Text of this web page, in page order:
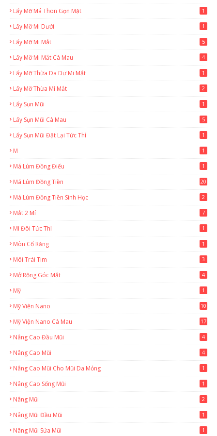
Lấy Mỡ Má Thon Gọn Mặt 1
Lấy Mỡ Mi Dưới 1
Lấy Mỡ Mi Mắt 5
Lấy Mỡ Mi Mắt Cà Mau 4
Lấy Mỡ Thừa Da Dư Mi Mắt 1
Lấy Mỡ Thừa Mí Mắt 2
Lấy Sụn Mũi 1
Lấy Sụn Mũi Cà Mau 5
Lấy Sụn Mũi Đặt Lại Tức Thì 1
M 1
Má Lúm Đồng Điếu 1
Má Lúm Đồng Tiền 20
Má Lúm Đồng Tiền Sinh Học 2
Mắt 2 Mí 7
Mí Đôi Tức Thì 1
Mòn Cổ Răng 1
Môi Trái Tim 3
Mở Rộng Góc Mắt 4
Mỹ 1
Mỹ Viện Nano 10
Mỹ Viện Nano Cà Mau
17
Nâng Cao Đầu Mũi 4
Nâng Cao Mũi 4
Nâng Cao Mũi Cho Mũi Da Mỏng 1
Nâng Cao Sống Mũi 1
Nâng Mũi 2
Nâng Mũi Đầu Mũi 1
Nâng Mũi Sửa Mũi 1